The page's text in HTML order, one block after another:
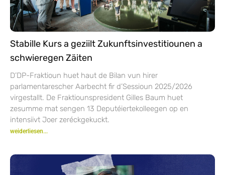
Stabille Kurs a geziilt Zukunftsinvestitiounen a
schwieregen Zäiten
D’DP-Fraktioun huet haut de Bilan vun hirer
parlamentarescher Aarbecht fir d’Sessioun 2025/2026
virgestallt. De Fraktiounspresident Gilles Baum huet
zesumme mat sengen 13 Deputéiertekolleegen op en
intensiivt Joer zeréckgekuckt.
weiderliesen...